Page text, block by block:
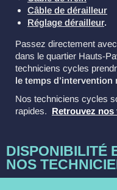
Câble de dérailleur
Réglage dérailleur.
Passez directement
dans le quartier Hauts-
techniciens cycles
le temps
Nos techniciens cycles
rapides. Retrouvez
DISPONIBILITÉ
NOS